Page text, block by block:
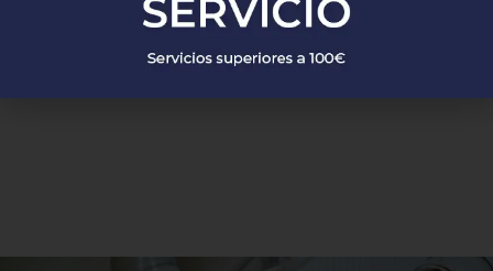
PEDIR PRESUPUESTO